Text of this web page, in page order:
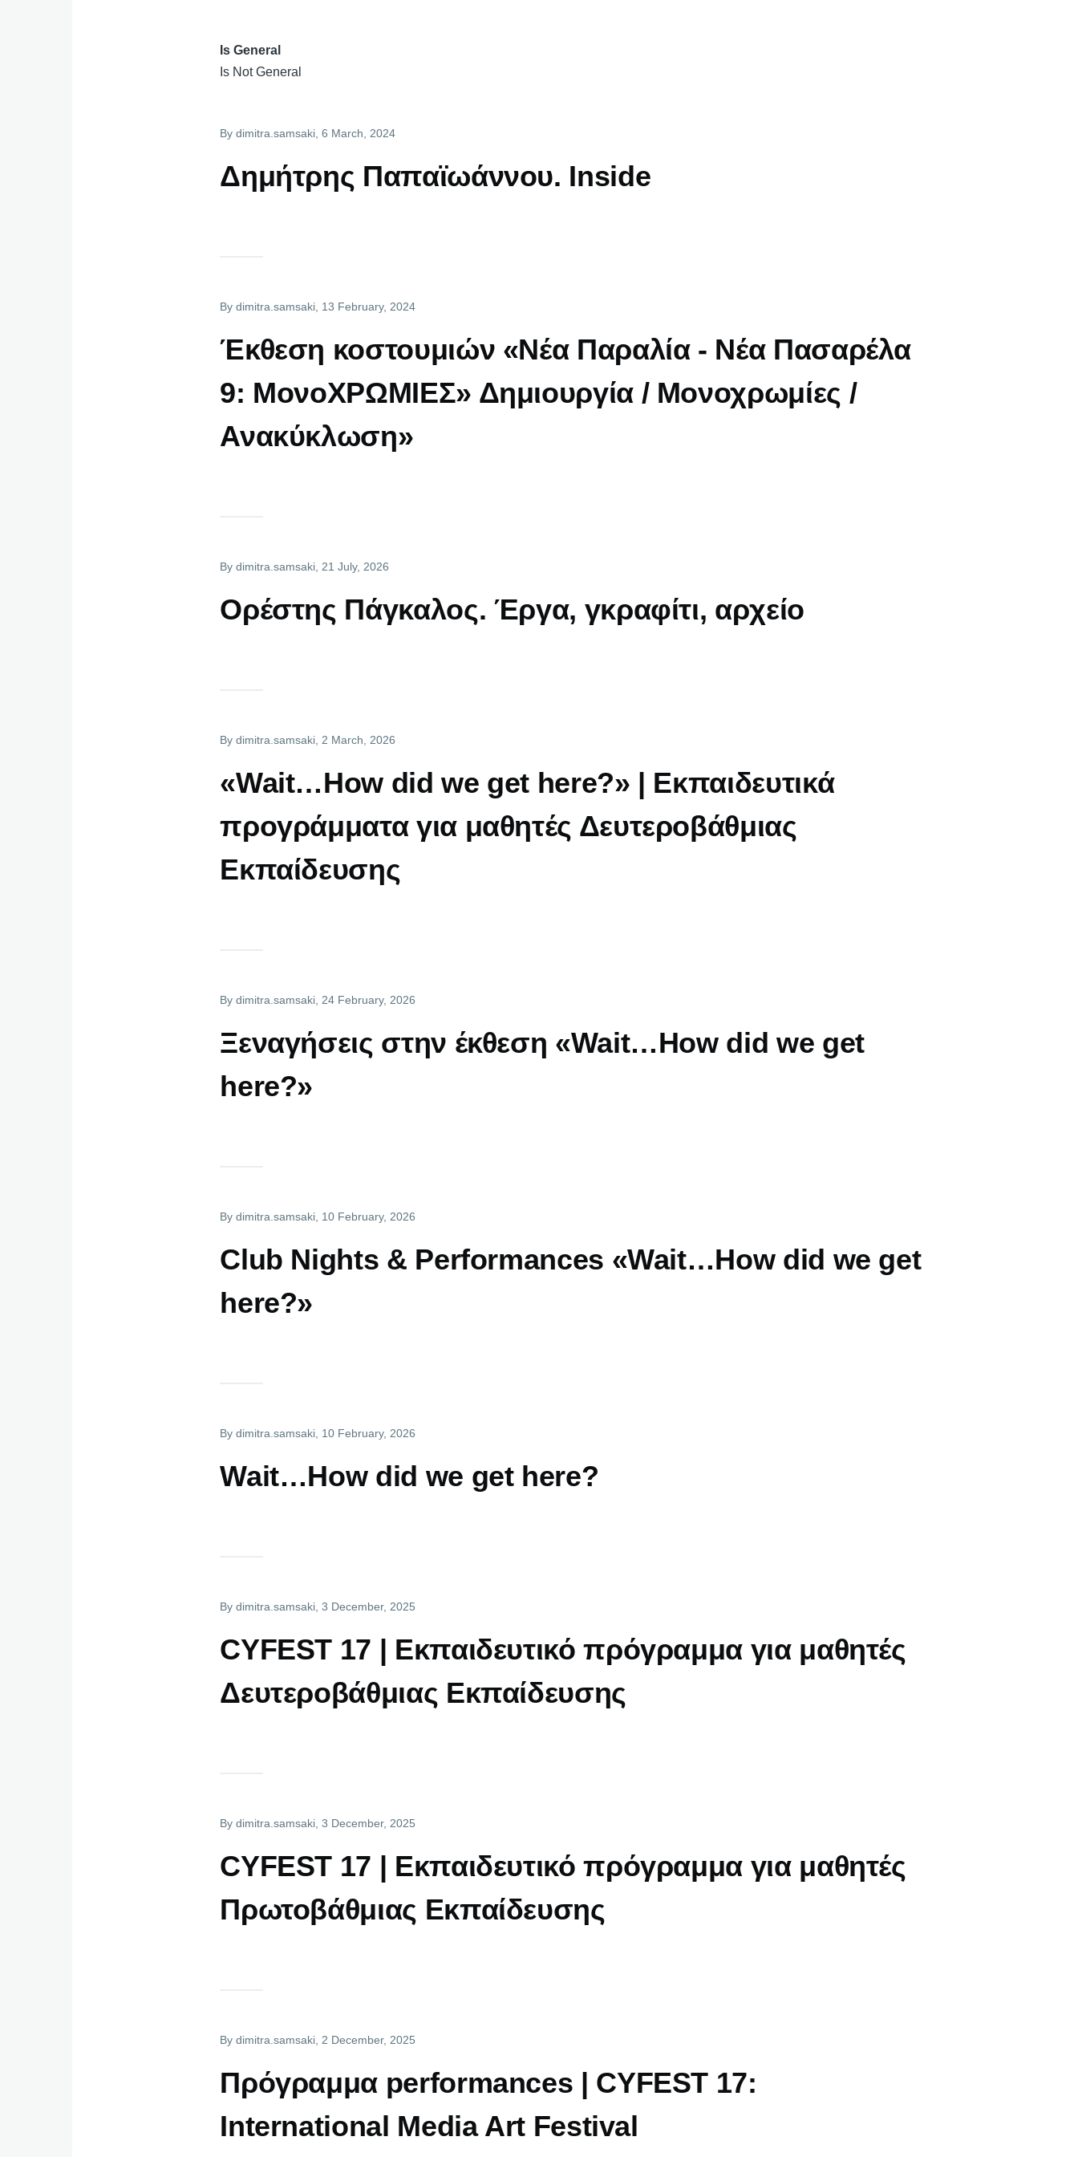
Is General
Is Not General
Bydimitra.samsaki , 6 March, 2024
Δημήτρης Παπαϊωάννου. Inside
Bydimitra.samsaki , 13 February, 2024
Έκθεση κοστουμιών «Νέα Παραλία - Νέα Πασαρέλα
9: ΜονoΧΡΩΜΙΕΣ» Δημιουργία / Μονοχρωμίες /
Ανακύκλωση»
Bydimitra.samsaki , 21 July, 2026
Ορέστης Πάγκαλος. Έργα, γκραφίτι, αρχείο
Bydimitra.samsaki , 2 March, 2026
«Wait…How did we get here?» | Εκπαιδευτικά
προγράμματα για μαθητές Δευτεροβάθμιας
Εκπαίδευσης
Bydimitra.samsaki , 24 February, 2026
Ξεναγήσεις στην έκθεση «Wait…How did we get
here?»
Bydimitra.samsaki , 10 February, 2026
Club Nights & Performances «Wait…How did we get
here?»
Bydimitra.samsaki , 10 February, 2026
Wait…How did we get here?
Bydimitra.samsaki , 3 December, 2025
CYFEST 17 | Εκπαιδευτικό πρόγραμμα για μαθητές
Δευτεροβάθμιας Εκπαίδευσης
Bydimitra.samsaki , 3 December, 2025
CYFEST 17 | Εκπαιδευτικό πρόγραμμα για μαθητές
Πρωτοβάθμιας Εκπαίδευσης
Bydimitra.samsaki , 2 December, 2025
Πρόγραμμα performances | CYFEST 17:
International Media Art Festival